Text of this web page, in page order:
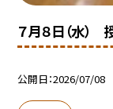
７月８日（水）
公開日 2026/07/08